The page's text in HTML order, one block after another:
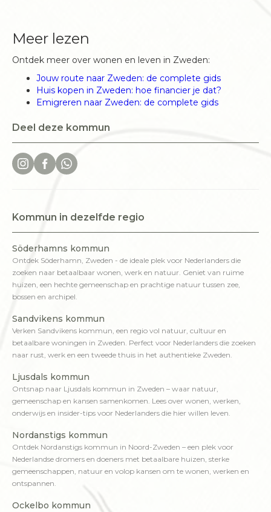
Meer lezen
Ontdek meer over wonen en leven in Zweden:
Jouw route naar Zweden: de complete gids
Huis kopen in Zweden: hoe financier je dat?
Emigreren naar Zweden: de complete gids
Deel deze kommun
Kommun in dezelfde regio
Söderhamns kommun
Ontdek Söderhamn, Zweden - de ideale plek voor Nederlanders die
zoeken naar betaalbaar wonen, werk en natuur. Geniet van ruime
huizen, een hechte gemeenschap en prachtige natuur tussen zee,
bossen en archipel.
Sandvikens kommun
Verken Sandvikens kommun, een regio vol natuur, cultuur en
betaalbare woningen in Zweden. Perfect voor Nederlanders die zoeken
naar rust, werk en een tweede thuis in het authentieke Zweden.
Ljusdals kommun
Ontsnap naar Ljusdals kommun in Zweden – waar natuur,
gemeenschap en kansen samenkomen. Lees over wonen, werken,
onderwijs en insider-tips voor Nederlanders die hier willen leven.
Nordanstigs kommun
Ontdek Nordanstigs kommun in Noord-Zweden – een plek voor
Nederlandse dromers en doeners met betaalbare huizen, sterke
gemeenschappen, natuur en volop kansen om te wonen, werken en
ontspannen.
Ockelbo kommun